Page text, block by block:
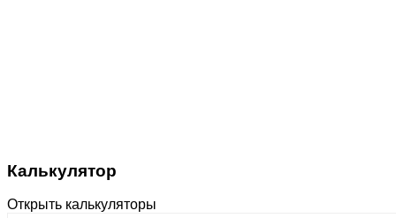
Калькулятор
Открыть калькуляторы